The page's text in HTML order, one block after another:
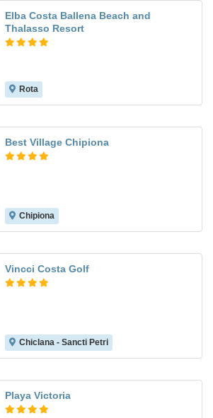
Elba Costa Ballena Beach and
Thalasso Resort
Rota
Best Village Chipiona
Chipiona
Vincci Costa Golf
Chiclana - Sancti Petri
Playa Victoria